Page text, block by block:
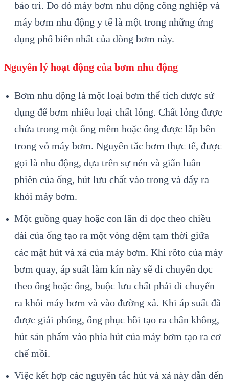
bảo trì. Do đó máy bơm nhu động công nghiệp và
máy bơm nhu động y tế là một trong những ứng
dụng phổ biến nhất của dòng bơm này.
Nguyên lý hoạt động của bơm nhu động
Bơm nhu động là một loại bơm thể tích được sử
dụng để bơm nhiều loại chất lỏng. Chất lỏng được
chứa trong một ống mềm hoặc ống được lắp bên
trong vỏ máy bơm. Nguyên tắc bơm thực tế, được
gọi là nhu động, dựa trên sự nén và giãn luân
phiên của ống, hút lưu chất vào trong và đẩy ra
khỏi máy bơm.
Một guồng quay hoặc con lăn đi dọc theo chiều
dài của ống tạo ra một vòng đệm tạm thời giữa
các mặt hút và xả của máy bơm. Khi rôto của máy
bơm quay, áp suất làm kín này sẽ di chuyển dọc
theo ống hoặc ống, buộc lưu chất phải di chuyển
ra khỏi máy bơm và vào đường xả. Khi áp suất đã
được giải phóng, ống phục hồi tạo ra chân không,
hút sản phẩm vào phía hút của máy bơm tạo ra cơ
chế mồi.
Việc kết hợp các nguyên tắc hút và xả này dẫn đến